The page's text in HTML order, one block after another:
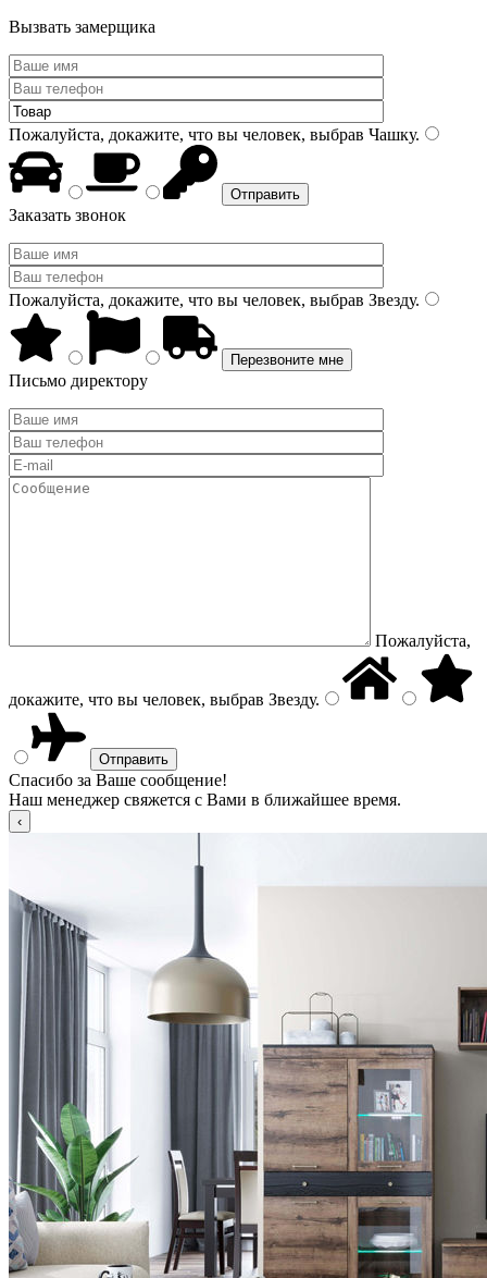
Вызвать замерщика
Пожалуйста, докажите, что вы человек, выбрав Чашку.
Заказать звонок
Пожалуйста, докажите, что вы человек, выбрав Звезду.
Письмо директору
Пожалуйста,
докажите, что вы человек, выбрав Звезду.
Спасибо за Ваше сообщение!
Наш менеджер свяжется с Вами в ближайшее время.